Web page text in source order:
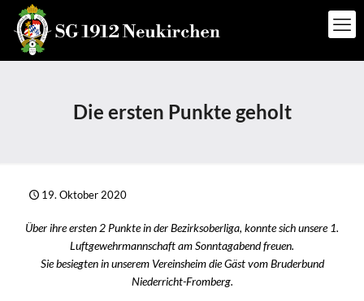
Die ersten Punkte geholt
19. Oktober 2020
Über ihre ersten 2 Punkte in der Bezirksoberliga, konnte sich unsere 1.
Luftgewehrmannschaft am Sonntagabend freuen.
Sie besiegten in unserem Vereinsheim die Gäst vom Bruderbund
Niederricht-Fromberg.